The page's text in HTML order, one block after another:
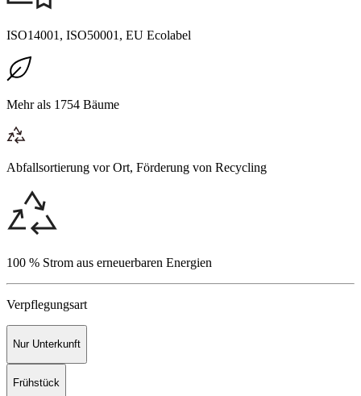
ISO14001, ISO50001, EU Ecolabel
Mehr als 1754 Bäume
Abfallsortierung vor Ort, Förderung von Recycling
100 % Strom aus erneuerbaren Energien
Verpflegungsart
Nur Unterkunft
Frühstück